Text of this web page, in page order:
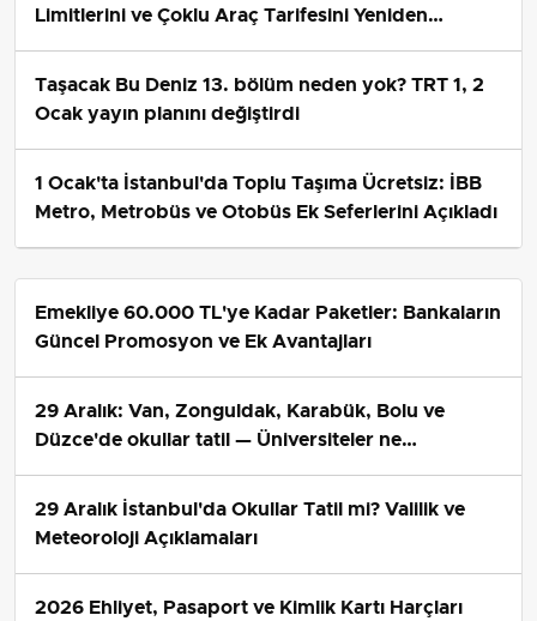
Limitlerini ve Çoklu Araç Tarifesini Yeniden
Taşacak Bu Deniz 13. bölüm neden yok? TRT 1, 2
Ocak yayın planını değiştirdi
1 Ocak'ta İstanbul'da Toplu Taşıma Ücretsiz: İBB
Metro, Metrobüs ve Otobüs Ek Seferlerini Açıkladı
Emekliye 60.000 TL'ye Kadar Paketler: Bankaların
Güncel Promosyon ve Ek Avantajları
29 Aralık: Van, Zonguldak, Karabük, Bolu ve
Düzce'de okullar tatil — Üniversiteler ne
29 Aralık İstanbul'da Okullar Tatil mi? Valilik ve
Meteoroloji Açıklamaları
2026 Ehliyet, Pasaport ve Kimlik Kartı Harçları